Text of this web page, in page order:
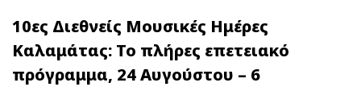
10ες Διεθνείς Μουσικές Ημέρες
Καλαμάτας: Το πλήρες επετειακό
πρόγραμμα, 24 Αυγούστου – 6